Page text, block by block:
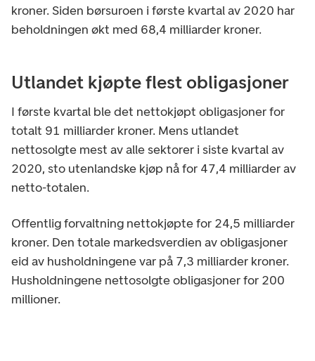
kroner. Siden børsuroen i første kvartal av 2020 har
beholdningen økt med 68,4 milliarder kroner.
Utlandet kjøpte flest obligasjoner
I første kvartal ble det nettokjøpt obligasjoner for
totalt 91 milliarder kroner. Mens utlandet
nettosolgte mest av alle sektorer i siste kvartal av
2020, sto utenlandske kjøp nå for 47,4 milliarder av
netto-totalen.
Offentlig forvaltning nettokjøpte for 24,5 milliarder
kroner. Den totale markedsverdien av obligasjoner
eid av husholdningene var på 7,3 milliarder kroner.
Husholdningene nettosolgte obligasjoner for 200
millioner.